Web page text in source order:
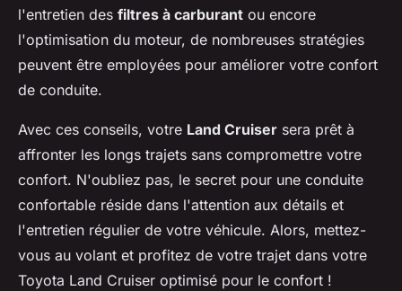
l'entretien des filtres à carburant ou encore
l'optimisation du moteur, de nombreuses stratégies
peuvent être employées pour améliorer votre confort
de conduite.
Avec ces conseils, votre Land Cruiser sera prêt à
affronter les longs trajets sans compromettre votre
confort. N'oubliez pas, le secret pour une conduite
confortable réside dans l'attention aux détails et
l'entretien régulier de votre véhicule. Alors, mettez-
vous au volant et profitez de votre trajet dans votre
Toyota Land Cruiser optimisé pour le confort !